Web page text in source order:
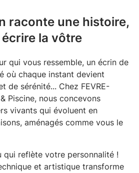
raconte une histoire,
la vôtre
qui vous ressemble, un écrin de
où chaque instant devient
de sérénité... Chez FEVRE-
Piscine, nous concevons
vivants qui évoluent en
aménagés comme vous le
qui reflète votre personnalité !
et artistique transforme